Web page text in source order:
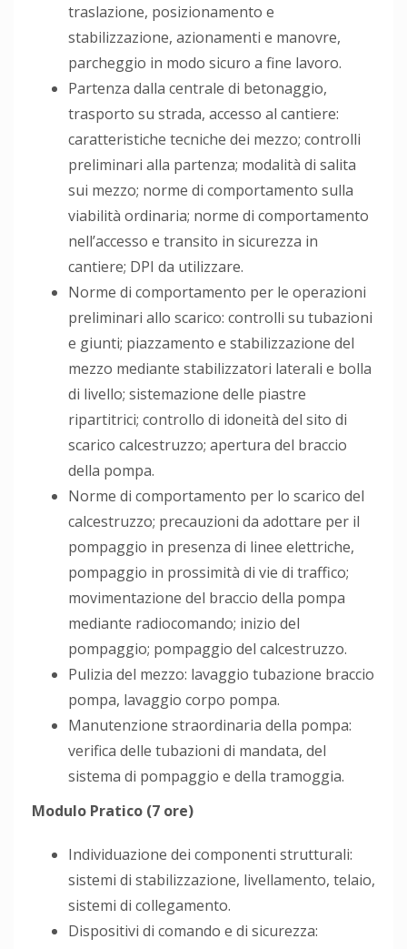
traslazione, posizionamento e
stabilizzazione, azionamenti e manovre,
parcheggio in modo sicuro a fine lavoro.
Partenza dalla centrale di betonaggio,
trasporto su strada, accesso al cantiere:
caratteristiche tecniche dei mezzo; controlli
preliminari alla partenza; modalità di salita
sui mezzo; norme di comportamento sulla
viabilità ordinaria; norme di comportamento
nell’accesso e transito in sicurezza in
cantiere; DPI da utilizzare.
Norme di comportamento per le operazioni
preliminari allo scarico: controlli su tubazioni
e giunti; piazzamento e stabilizzazione del
mezzo mediante stabilizzatori laterali e bolla
di livello; sistemazione delle piastre
ripartitrici; controllo di idoneità del sito di
scarico calcestruzzo; apertura del braccio
della pompa.
Norme di comportamento per lo scarico del
calcestruzzo; precauzioni da adottare per il
pompaggio in presenza di linee elettriche,
pompaggio in prossimità di vie di traffico;
movimentazione del braccio della pompa
mediante radiocomando; inizio del
pompaggio; pompaggio del calcestruzzo.
Pulizia del mezzo: lavaggio tubazione braccio
pompa, lavaggio corpo pompa.
Manutenzione straordinaria della pompa:
verifica delle tubazioni di mandata, del
sistema di pompaggio e della tramoggia.
Modulo Pratico (7 ore)
Individuazione dei componenti strutturali:
sistemi di stabilizzazione, livellamento, telaio,
sistemi di collegamento.
Dispositivi di comando e di sicurezza: